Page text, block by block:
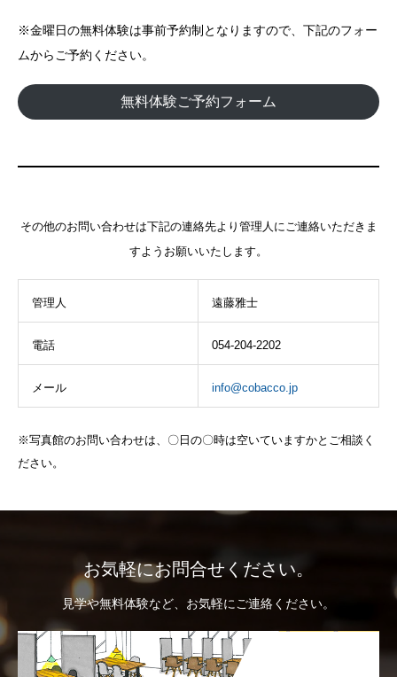
※金曜日の無料体験は事前予約制となりますので、下記のフォー
ムからご予約ください。
無料体験ご予約フォーム
その他のお問い合わせは下記の連絡先より管理人にご連絡いただきま
すようお願いいたします。
管理人 遠藤雅士
電話 054-204-2202
メール info@cobacco.jp
※写真館のお問い合わせは、〇日の〇時は空いていますかとご相談く
ださい。
お気軽にお問合せください。
見学や無料体験など、お気軽にご連絡ください。